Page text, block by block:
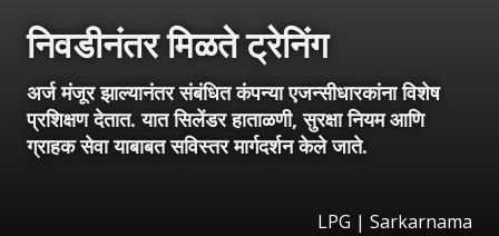
निवडीनंतर मिळते ट्रेनिंग
अर्ज मंजूर झाल्यानंतर संबंधित कंपन्या एजन्सीधारकांना विशेष
प्रशिक्षण देतात. यात सिलेंडर हाताळणी, सुरक्षा नियम आणि
ग्राहक सेवा याबाबत सविस्तर मार्गदर्शन केले जाते.
LPG | Sarkarnama